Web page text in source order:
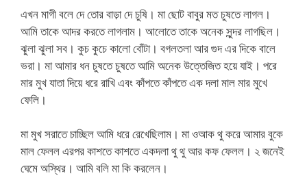
এখন মাগী বলে দে তোর বাড়া দে চুষি। মা ছোট বাবুর মত চুষতে লাগল।
আমি তাকে আদর করতে লাগলাম। আলোতে তাকে অনেক সুন্দর লাগছিল।
ঝুলা ঝুলা সব। কুচ কুচে কালো বোঁটা। বগলতলা আর গুদ এর দিকে বালে
ভরা। মা আমার ধন চুষতে চুষতে আমি অনেক উত্তেজিত হয়ে যাই। পরে
মার মুখ যাতা দিয়ে ধরে রাখি এবং কাঁপতে কাঁপতে এক দলা মাল মার মুখে
ফেলি।
মা মুখ সরাতে চাচ্ছিল আমি ধরে রেখেছিলাম। মা ওআক থু করে আমার বুকে
মাল ফেলল এরপর কাশতে কাশতে একদলা থু থু আর কফ ফেলল। ২ জনেই
ঘেমে অস্থির। আমি বলি মা কি করলেন।